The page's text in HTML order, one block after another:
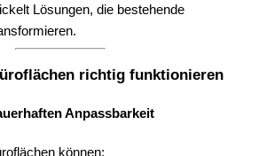
Lösungen, die bestehende
richtig funktionieren
Anpassbarkeit
können: